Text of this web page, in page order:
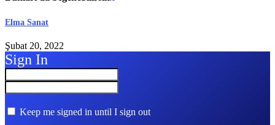
Elma Sanat
Şubat 20, 2022
Sign In
Keep me signed in until I sign out